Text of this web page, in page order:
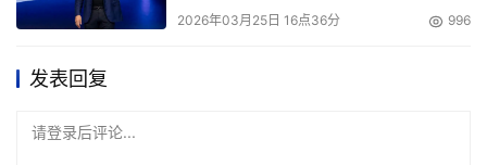
模空前。AI全场景应用展区涵盖政务、金融、教育、医疗、
转型的无限可能；昆仑技术、华鲲振宇、软通动力、宝德、
2026年03月25日 16点36分 996
发表回复
请登录后评论...